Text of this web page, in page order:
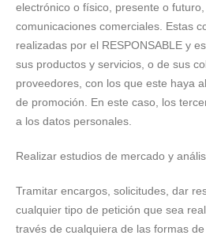
electrónico o físico, presente o
comunicaciones comerciales. Estas
realizadas por el RESPONSABLE y
sus productos y servicios, o de sus
proveedores, con los que este haya
de promoción. En este caso, los
a los datos personales.
Realizar estudios de mercado y
Tramitar encargos, solicitudes, dar
cualquier tipo de petición que sea
través de cualquiera de las formas